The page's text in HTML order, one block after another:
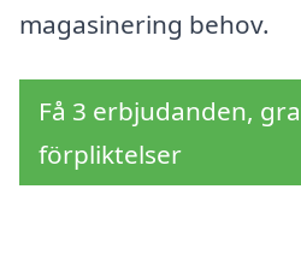
magasinering behov.
Få 3 erbjudanden,
förpliktelser